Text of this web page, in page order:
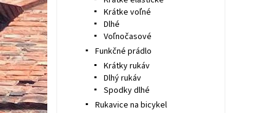
Krátke voľné
Dlhé
Voľnočasové
Funkčné prádlo
Krátky rukáv
Dlhý rukáv
Spodky dlhé
Rukavice na bicykel